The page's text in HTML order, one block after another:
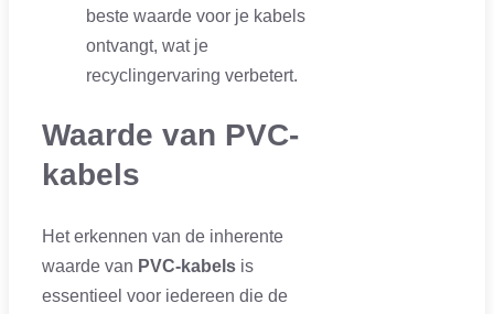
beste waarde voor je kabels
ontvangt, wat je
recyclingervaring verbetert.
Waarde van PVC-
kabels
Het erkennen van de inherente
waarde van PVC-kabels is
essentieel voor iedereen die de